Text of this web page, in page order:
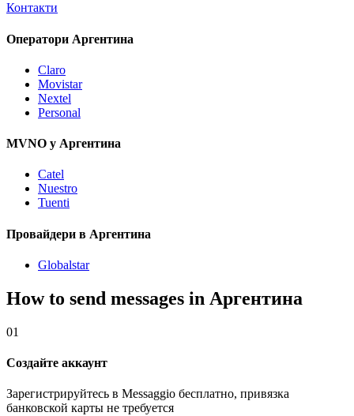
Контакти
Оператори Аргентина
Claro
Movistar
Nextel
Personal
MVNO у Аргентина
Catel
Nuestro
Tuenti
Провайдери в Аргентина
Globalstar
How to send messages in Аргентина
01
Создайте аккаунт
Зарегистрируйтесь в Messaggio бесплатно, привязка
банковской карты не требуется